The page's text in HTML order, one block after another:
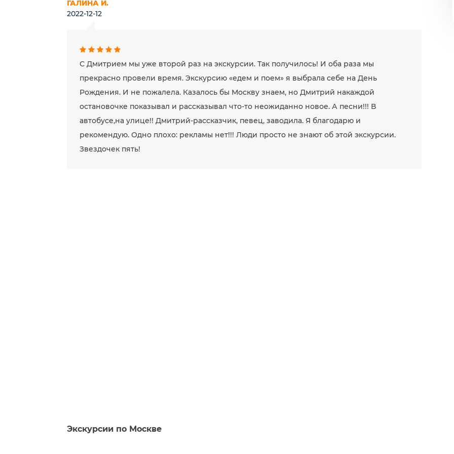
ГАЛИНА И.
2022-12-12
С Дмитрием мы уже второй раз на экскурсии. Так получилось! И оба раза мы
прекрасно провели время. Экскурсию «едем и поем» я выбрала себе на День
Рождения. И не пожалела. Казалось бы Москву знаем, но Дмитрий накаждой
остановочке показывал и рассказывал что-то неожиданно новое. А песни!!! В
автобусе,на улице!! Дмитрий-рассказчик, певец, заводила. Я благодарю и
рекомендую. Одно плохо: рекламы нет!!! Люди просто не знают об этой экскурсии.
Звездочек пять!
Экскурсии по Москве